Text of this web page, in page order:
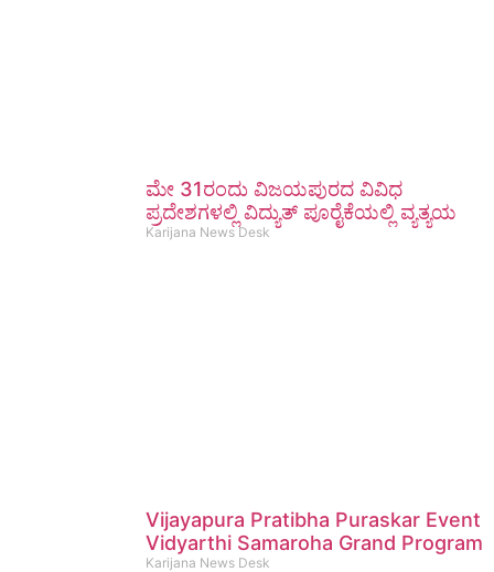
ಮೇ 31ರಂದು ವಿಜಯಪುರದ ವಿವಿಧ
ಪ್ರದೇಶಗಳಲ್ಲಿ ವಿದ್ಯುತ್ ಪೂರೈಕೆಯಲ್ಲಿ ವ್ಯತ್ಯಯ
Karijana News Desk
Vijayapura Pratibha Puraskar Event
Vidyarthi Samaroha Grand Program
Karijana News Desk